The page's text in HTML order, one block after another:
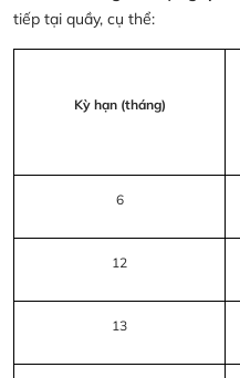
tiếp tại quầy, cụ thể:
Kỳ hạn (tháng)
6
12
13